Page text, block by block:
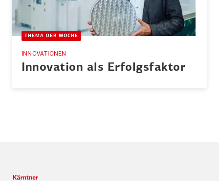
THEMA DER WOCHE
INNOVATIONEN
Innovation als Erfolgs­faktor